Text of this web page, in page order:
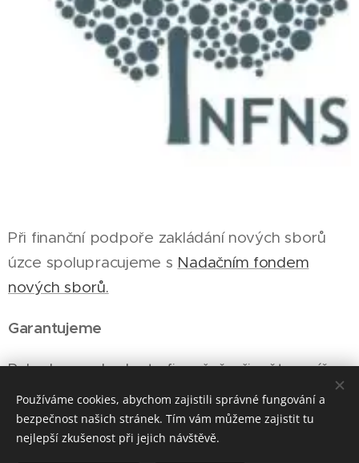
Při finanční podpoře zakládání nových sborů
úzce spolupracujeme s Nadačním fondem
nových sborů.
Garantujeme
Pokud se rozhodnete finančně přispět na níže
uvedený účet Nadačního fondu nových sborů
pod variabilním symbolem 2030, garantujeme,
že vaše podpora bude použita výhradně na
Používáme cookies, abychom zajistili správné fungování a
bezpečnost našich stránek. Tím vám můžeme zajistit tu
nejlepší zkušenost při jejich návštěvě.